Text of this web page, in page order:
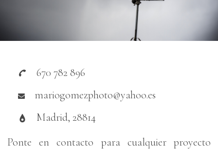
670 782 896
mariogomezphoto@yahoo.es
Madrid, 28814
Ponte en contacto para cualquier proyecto